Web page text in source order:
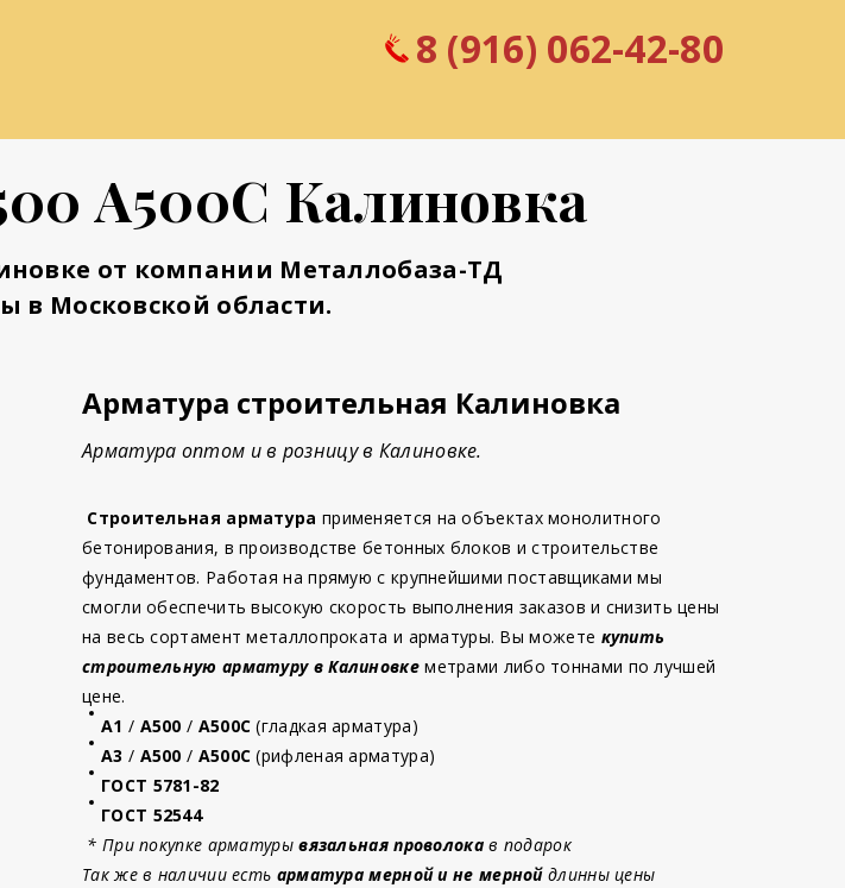
8 (916) 062-42-80
А500С Калиновка
от компании Металлобаза-ТД
в Московской области.
Арматура строительная Калиновка
Арматура оптом и в розницу в Калиновке.
Строительная арматура применяется на объектах монолитного
бетонирования, в производстве бетонных блоков и строительстве
фундаментов. Работая на прямую с крупнейшими поставщиками мы
смогли обеспечить высокую скорость выполнения заказов и снизить цены
на весь сортамент металлопроката и арматуры. Вы можете купить
строительную арматуру в Калиновкеметрами либо тоннами по лучшей
цене.
А1 / А500 / А500С (гладкая арматура)
А3 / А500 / А500С (рифленая арматура)
ГОСТ 5781-82
ГОСТ 52544
* При покупке арматурывязальная проволокав подарок
Так же в наличии есть арматура мерной и не мернойдлинны цены